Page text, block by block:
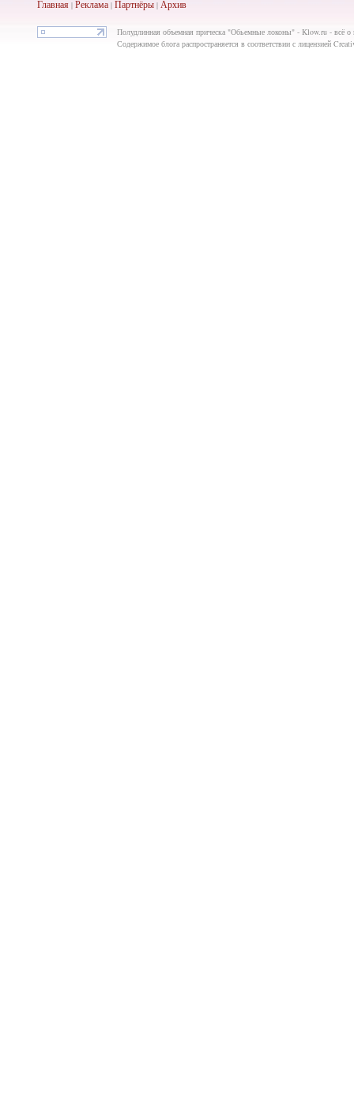
Главная| Реклама| Партнёры| Архив
Полудлинная объемная прическа "Обьемные локоны" - Klow.ru - всё о
Содержимое блога распространяется в соответствии с лицензией